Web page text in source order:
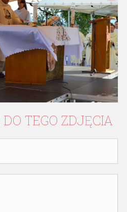
DO TEGO ZDJĘCIA